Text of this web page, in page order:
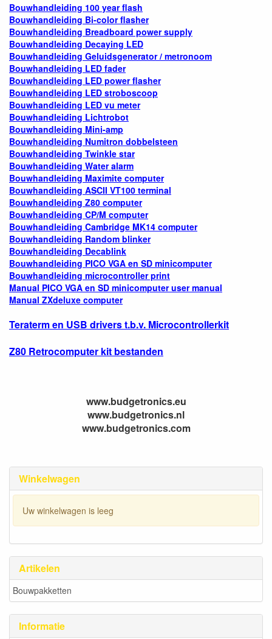
Winkelwagen
Uw winkelwagen is leeg
Artikelen
Bouwpakketten
Informatie
Bouwhandleiding 100 year flash
Bouwhandleiding Bi-color flasher
Bouwhandleiding Breadboard power supply
Bouwhandleiding Decaying LED
Bouwhandleiding Geluidsgenerator / metronoom
Bouwhandleiding LED fader
Bouwhandleiding LED power flasher
Bouwhandleiding LED stroboscoop
Bouwhandleiding LED vu meter
Bouwhandleiding Lichtrobot
Bouwhandleiding Mini-amp
Bouwhandleiding Numitron dobbelsteen
Bouwhandleiding Twinkle star
Bouwhandleiding Water alarm
Bouwhandleiding Maximite computer
Bouwhandleiding ASCII VT100 terminal
Bouwhandleiding Z80 computer
Bouwhandleiding CP/M computer
Bouwhandleiding Cambridge MK14 computer
Bouwhandleiding Random blinker
Bouwhandleiding Decablink
Bouwhandleiding PICO VGA en SD minicomputer
Bouwhandleiding microcontroller print
Manual PICO VGA en SD minicomputer user manual
Manual ZXdeluxe computer
Teraterm en USB drivers t.b.v. Microcontrollerkit
Z80 Retrocomputer kit bestanden
www.budgetronics.eu
www.budgetronics.nl
www.budgetronics.com